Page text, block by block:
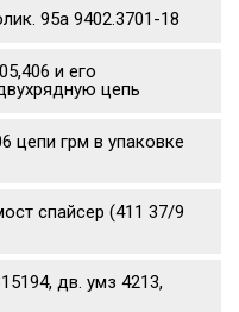
95а 9402.3701-18
и его
цепь
цепи грм в упаковке
спайсер (411 37/9
дв. умз 4213,